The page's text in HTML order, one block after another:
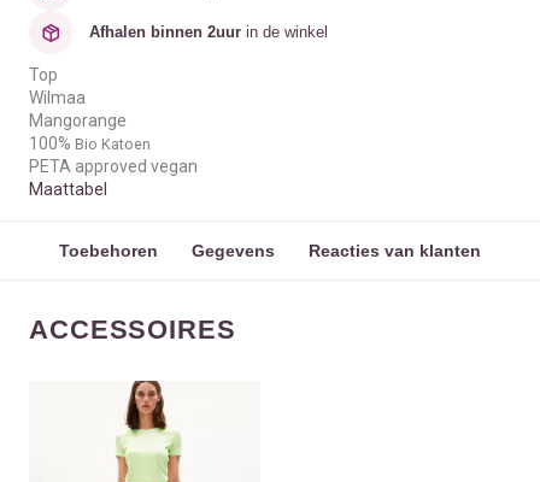
Afhalen binnen 2uur in de winkel
Top
Wilmaa
Mangorange
100% Bio Katoen
PETA approved vegan
Maattabel
Toebehoren Gegevens Reacties van klanten
ACCESSOIRES